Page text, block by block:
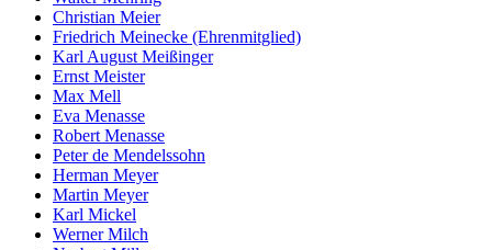
Christian Meier
Friedrich Meinecke (Ehrenmitglied)
Karl August Meißinger
Ernst Meister
Max Mell
Eva Menasse
Robert Menasse
Peter de Mendelssohn
Herman Meyer
Martin Meyer
Karl Mickel
Werner Milch